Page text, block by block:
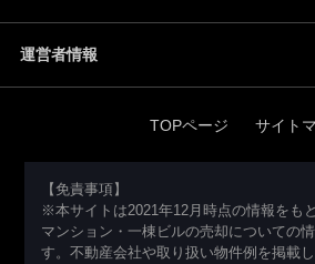
運営者情報
TOPページ サイト
【免責事項】
※本サイトは2021年12月時点の情報をも
マンション・一棟ビルの売却についての
す。不動産会社や取り扱い物件例を掲載